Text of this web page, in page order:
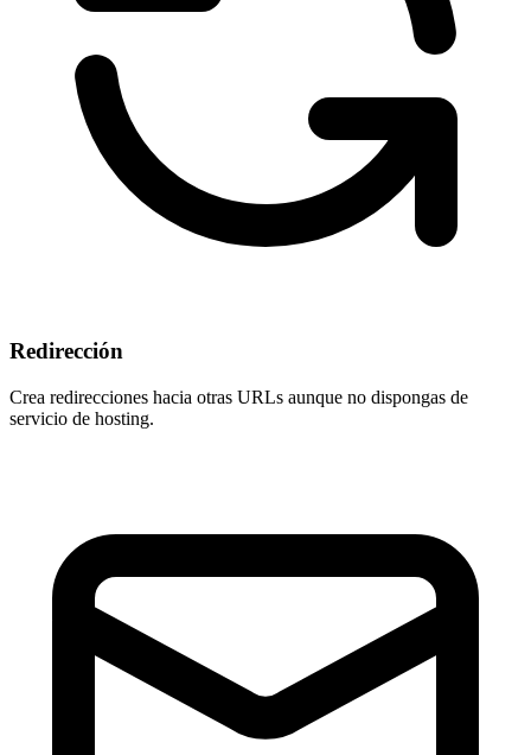
Redirección
Crea redirecciones hacia otras URLs aunque no dispongas de
servicio de hosting.